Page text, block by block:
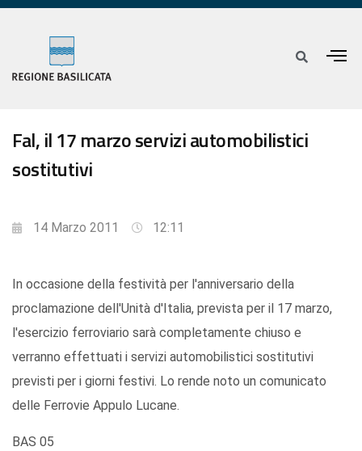
Fal, il 17 marzo servizi automobilistici
sostitutivi
14 Marzo 2011 12:11
In occasione della festività per l'anniversario della
proclamazione dell'Unità d'Italia, prevista per il 17 marzo,
l'esercizio ferroviario sarà completamente chiuso e
verranno effettuati i servizi automobilistici sostitutivi
previsti per i giorni festivi. Lo rende noto un comunicato
delle Ferrovie Appulo Lucane.
BAS 05